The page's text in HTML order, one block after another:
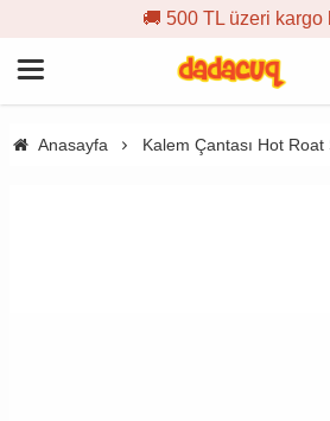
🚚 500 TL üzeri kargo
Anasayfa Kalem Çantası Hot